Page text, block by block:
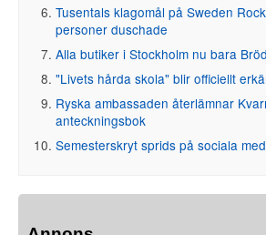
Tusentals klagomål på Sweden
personer duschade
Alla butiker i Stockholm nu bara
"Livets hårda skola" blir officiellt
Ryska ambassaden återlämnar
anteckningsbok
Semesterskryt sprids på sociala